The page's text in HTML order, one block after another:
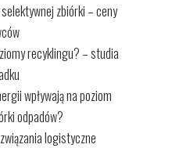
zbiórki – ceny
recyklingu? – studia
wpływają na poziom
odpadów?
logistyczne